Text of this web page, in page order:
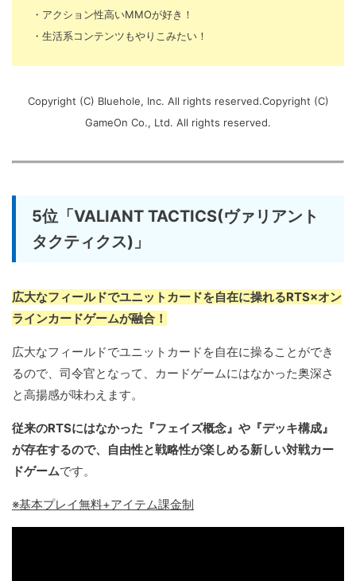
・アクション性高いMMOが好き！
・生活系コンテンツもやりこみたい！
Copyright (C) Bluehole, Inc. All rights reserved.Copyright (C)
GameOn Co., Ltd. All rights reserved.
5位「VALIANT TACTICS(ヴァリアント
タクティクス)」
広大なフィールドでユニットカードを自在に操れるRTS×オン
ラインカードゲームが融合！
広大なフィールドでユニットカードを自在に操ることができ
るので、司令官となって、カードゲームにはなかった奥深さ
と高揚感が味わえます。
従来のRTSにはなかった『フェイズ概念』や『デッキ構成』
が存在するので、自由性と戦略性が楽しめる新しい対戦カー
ドゲームです。
※基本プレイ無料+アイテム課金制